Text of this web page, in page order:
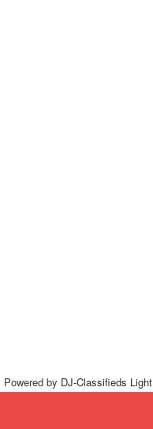
Powered by DJ-Classifieds Light